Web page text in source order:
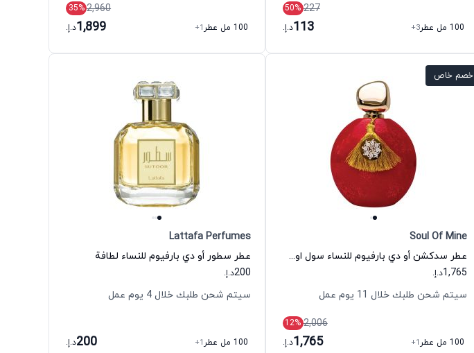
227
50%
100 مل عطر
+3
113د.إ.
2,960
35%
100 مل عطر
+1
1,899د.إ.
خصم خاص
Soul Of Mine
عطر سدكشن أو دي بارفيوم للنساء سول اوف ماين
1,765د.إ.
سيتم شحن طلبك خلال 11 يوم عمل
2,006
12%
100 مل عطر
+1
1,765د.إ.
Lattafa Perfumes
عطر سطور أو دي بارفيوم للنساء لطافة
200د.إ.
سيتم شحن طلبك خلال 4 يوم عمل
100 مل عطر +1
200د.إ.